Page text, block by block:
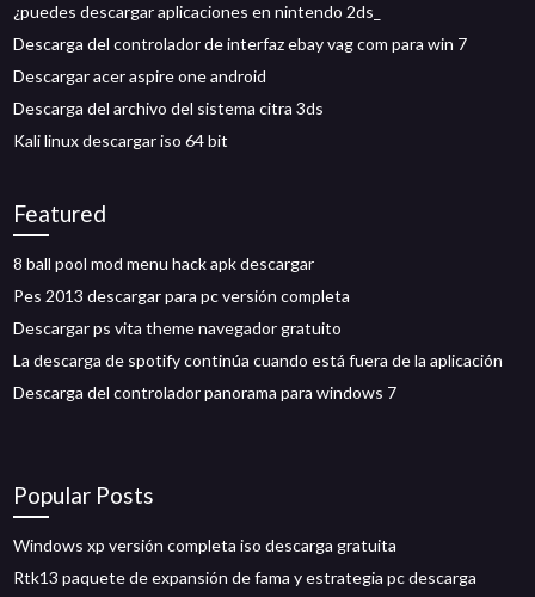
¿puedes descargar aplicaciones en nintendo 2ds_
Descarga del controlador de interfaz ebay vag com para win 7
Descargar acer aspire one android
Descarga del archivo del sistema citra 3ds
Kali linux descargar iso 64 bit
Featured
8 ball pool mod menu hack apk descargar
Pes 2013 descargar para pc versión completa
Descargar ps vita theme navegador gratuito
La descarga de spotify continúa cuando está fuera de la aplicación
Descarga del controlador panorama para windows 7
Popular Posts
Windows xp versión completa iso descarga gratuita
Rtk13 paquete de expansión de fama y estrategia pc descarga